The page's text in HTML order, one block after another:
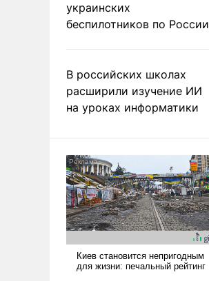
украинских
беспилотников по России
В российских школах
расширили изучение ИИ
на уроках информатики